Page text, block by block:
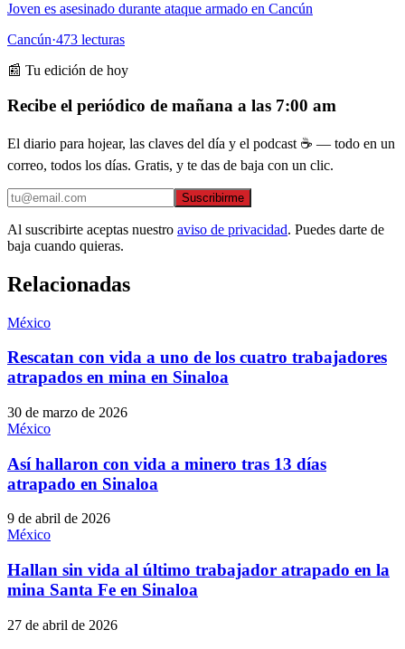
Joven es asesinado durante ataque armado en Cancún
Cancún·473 lecturas
📰 Tu edición de hoy
Recibe el periódico de mañana a las 7:00 am
El diario para hojear, las claves del día y el podcast ☕ — todo en un
correo, todos los días. Gratis, y te das de baja con un clic.
Suscribirme
Al suscribirte aceptas nuestro aviso de privacidad. Puedes darte de
baja cuando quieras.
Relacionadas
México
Rescatan con vida a uno de los cuatro trabajadores
atrapados en mina en Sinaloa
30 de marzo de 2026
México
Así hallaron con vida a minero tras 13 días
atrapado en Sinaloa
9 de abril de 2026
México
Hallan sin vida al último trabajador atrapado en la
mina Santa Fe en Sinaloa
27 de abril de 2026